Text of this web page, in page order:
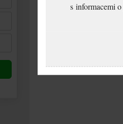
s informacemi